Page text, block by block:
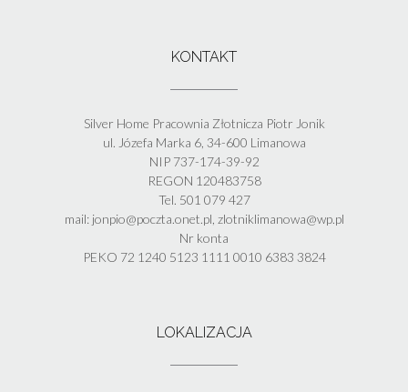
KONTAKT
Silver Home Pracownia Złotnicza Piotr Jonik
ul. Józefa Marka 6, 34-600 Limanowa
NIP 737-174-39-92
REGON 120483758
Tel. 501 079 427
mail: jonpio@poczta.onet.pl, zlotniklimanowa@wp.pl
Nr konta
PEKO 72 1240 5123 1111 0010 6383 3824
LOKALIZACJA